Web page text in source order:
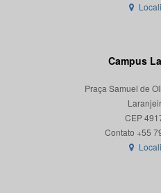
Campus
Praça Samuel de
CEP